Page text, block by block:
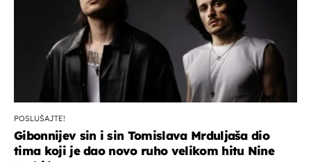
POSLUŠAJTE!
Gibonnijev sin i sin Tomislava Mrduljaša dio
tima koji je dao novo ruho velikom hitu Nine